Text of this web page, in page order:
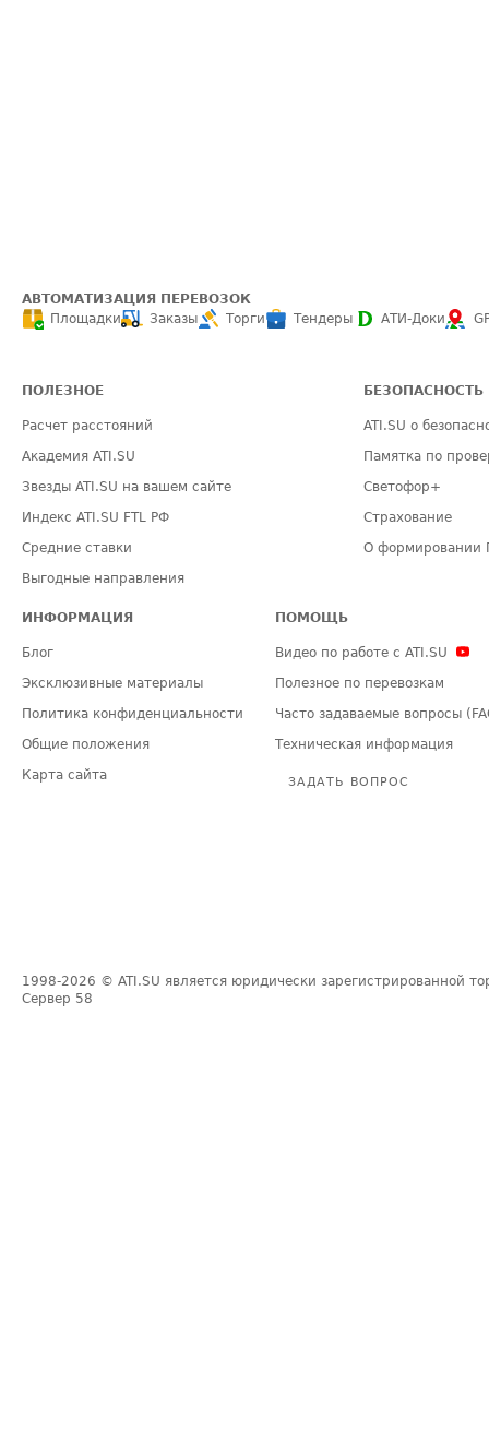
АВТОМАТИЗАЦИЯ ПЕРЕВОЗОК
Площадки
Заказы Торги Тендеры АТИ-Доки
ПОЛЕЗНОЕ
Расчет расстояний
Академия ATI.SU
Звезды ATI.SU на вашем сайте
Индекс ATI.SU FTL РФ
Средние ставки
Выгодные направления
БЕЗОПАСНОСТЬ
ATI.SU о
Памятка по
Светофор+
Страхование
О формировании
ИНФОРМАЦИЯ
Блог
Эксклюзивные материалы
Политика конфиденциальности
Общие положения
Карта сайта
ПОМОЩЬ
Видео по работе с ATI.SU
Полезное по перевозкам
Часто задаваемые вопросы
Техническая информация
ЗАДАТЬ ВОПРОС
1998-2026 © ATI.SU является юридически зарегистрированной
Сервер 58